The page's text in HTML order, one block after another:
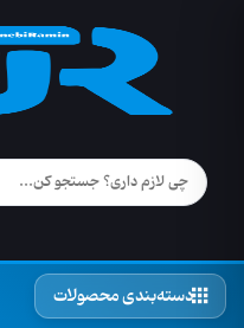
دسته‌بندی محصولات